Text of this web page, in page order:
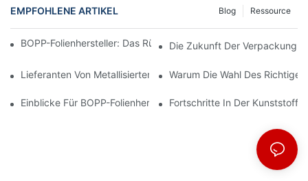
EMPFOHLENE ARTIKEL Ressource
Blog
BOPP-Folienhersteller: Das Rückgrat Flexibler Verpackungen
Die Zukunft Der Verpackung:
Lieferanten Von Metallisiertem Papier: Der Schlüssel Zu
Warum Die Wahl Des
Einblicke Für BOPP-Folienhersteller: Markttrends Verstehen
Fortschritte In Der